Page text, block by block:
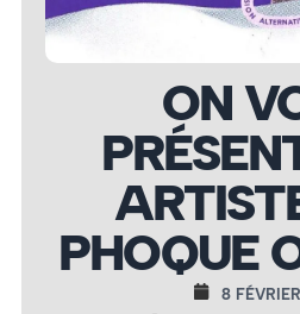
ON
PHOQUE
8